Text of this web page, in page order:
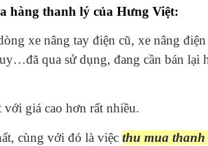
hàng thanh lý của Hưng Việt:
xe nâng tay điện cũ, xe nâng điện
qua sử dụng, đang cần bán lại
giá cao hơn rất nhiều.
cùng với đó là việc thu mua thanh